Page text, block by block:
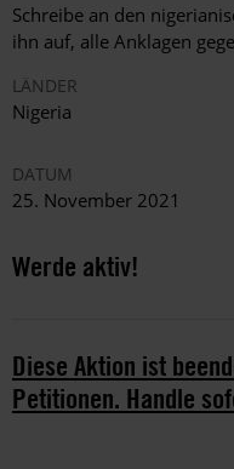
Schreibe an den
ihn auf, alle Anklagen
LÄNDER
Nigeria
DATUM
25. November 2021
Werde aktiv!
Diese Aktion ist
Petitionen. Handle